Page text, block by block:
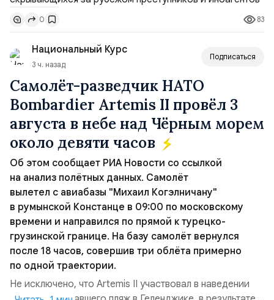
средств и на заключение сделок по доверенности;
Отказ в заключении кредитного договора,
предоставлении государственных и муниципальных
услу...
0 83
Национальный Курс
3 ч. назад
Подписаться
Самолёт-разведчик НАТО
Bombardier Artemis II провёл 3
августа в небе над Чёрным морем
около девяти часов
Об этом сообщает РИА Новости со ссылкой
на анализ полётных данных. Самолёт
вылетел с авиабазы "Михаил Когэлничану"
в румынской Констанце в 09:00 по московскому
времени и направился по прямой к турецко-
грузинской границе. На базу самолёт вернулся
после 18 часов, совершив три облёта примерно
по одной траектории.
Не исключено, что Artemis II участвовал в наведении